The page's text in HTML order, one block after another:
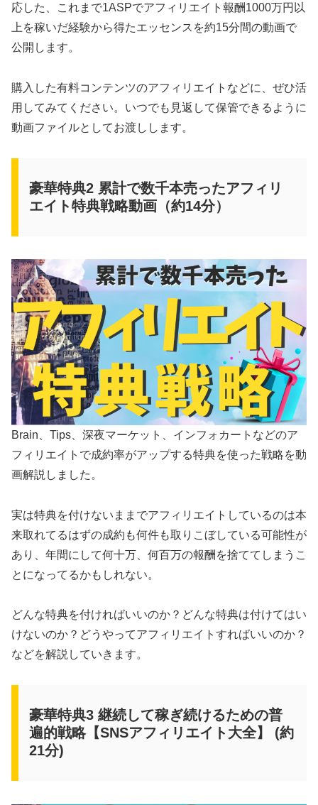
応した、これまで1ASPでアフィリエイト報酬1000万円以
上を稼いだ経験から得たエッセンスを約15分間の動画で
公開します。
購入した有料コンテンツのアフィリエイトなどに、ぜひ活
用してみてください。いつでも見返して保管できるように
動画ファイルとしてお渡しします。
豪華特典2 累計で数千本売ったアフィリ
エイト特典戦略動画（約14分）
Brain、Tips、深夜マーケット、インフォカートなどのア
フィリエイトで成約率がアップする特典を使った戦略を動
画解説しました。
実は特典を付けないままでアフィリエイトしているのは本
来取れてるはずの成約も何件も取りこぼしている可能性が
あり、年間にして何十万、何百万の報酬を捨ててしまうこ
とになってるかもしれない。
どんな特典を付ければいいのか？どんな特典は付けてはい
けないのか？どうやってアフィリエイトすればいいのか？
などを解説していきます。
豪華特典3 継続して稼ぎ続けるための普
遍的戦略【SNSアフィリエイト大全】 (約
21分)